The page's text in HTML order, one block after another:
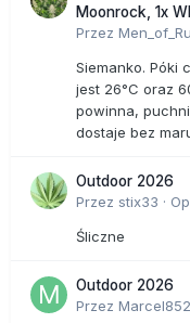
Moonrock, 1x
Przez
Siemanko. Póki
jest 26°C oraz
powinna,
dostaje bez
Outdoor 2026
Przez stix33 ·
Śliczne
Outdoor 2026
Przez Marcel852